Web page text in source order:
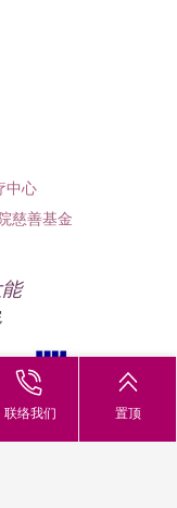
联络我们 置顶
中心
慈善基金